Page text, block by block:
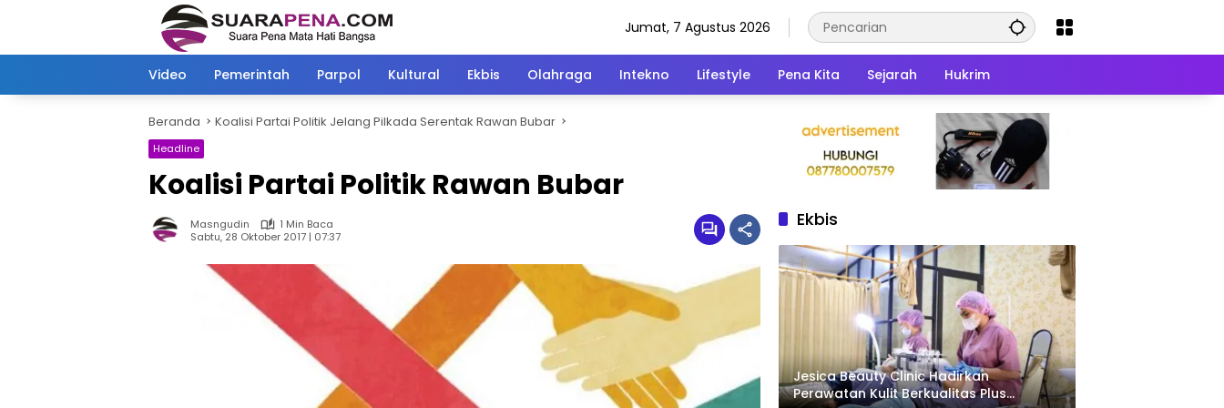
Jumat, 7 Agustus 2026
Video Pemerintah Parpol Kultural Ekbis Olahraga Intekno Lifestyle Pena Kita Sejarah Hukrim
Beranda Koalisi Partai Politik Jelang Pilkada Serentak Rawan Bubar
Headline
Koalisi Partai Politik Rawan Bubar
Masngudin
1 Min Baca
Sabtu, 28 Oktober 2017 | 07:37
Ekbis
Jesica Beauty Clinic Hadirkan
Perawatan Kulit Berkualitas Plus